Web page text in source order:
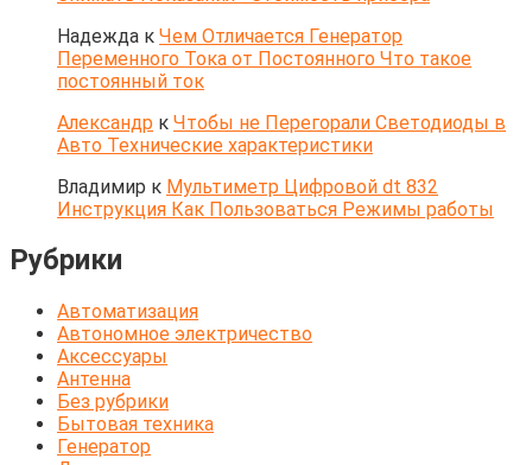
Надежда к Чем Отличается Генератор
Переменного Тока от Постоянного Что такое
постоянный ток
Александр к Чтобы не Перегорали Светодиоды в
Авто Технические характеристики
Владимир к Мультиметр Цифровой dt 832
Инструкция Как Пользоваться Режимы работы
Рубрики
Автоматизация
Автономное электричество
Аксессуары
Антенна
Без рубрики
Бытовая техника
Генератор